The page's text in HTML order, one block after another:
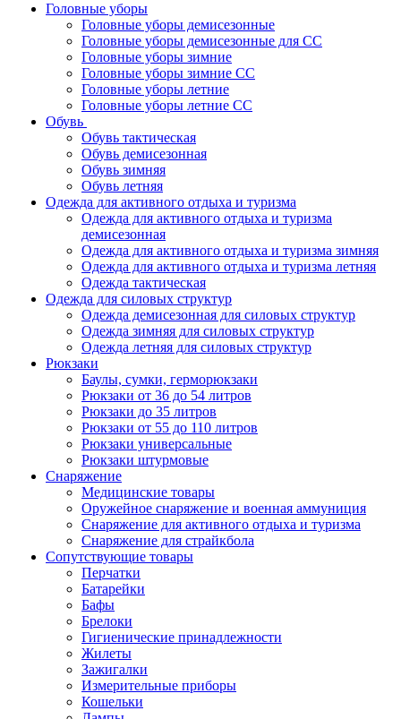
Головные уборы
Головные уборы демисезонные
Головные уборы демисезонные для СС
Головные уборы зимние
Головные уборы зимние СС
Головные уборы летние
Головные уборы летние СС
Обувь
Обувь тактическая
Обувь демисезонная
Обувь зимняя
Обувь летняя
Одежда для активного отдыха и туризма
Одежда для активного отдыха и туризма
демисезонная
Одежда для активного отдыха и туризма зимняя
Одежда для активного отдыха и туризма летняя
Одежда тактическая
Одежда для силовых структур
Одежда демисезонная для силовых структур
Одежда зимняя для силовых структур
Одежда летняя для силовых структур
Рюкзаки
Баулы, сумки, герморюкзаки
Рюкзаки от 36 до 54 литров
Рюкзаки до 35 литров
Рюкзаки от 55 до 110 литров
Рюкзаки универсальные
Рюкзаки штурмовые
Снаряжение
Медицинские товары
Оружейное снаряжение и военная аммуниция
Снаряжение для активного отдыха и туризма
Снаряжение для страйкбола
Сопутствующие товары
Перчатки
Батарейки
Бафы
Брелоки
Гигиенические принадлежности
Жилеты
Зажигалки
Измерительные приборы
Кошельки